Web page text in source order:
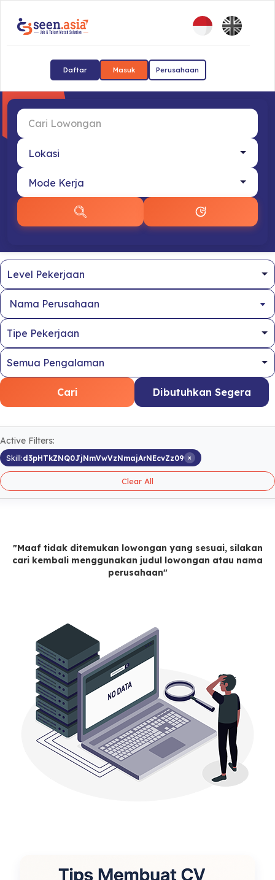
Daftar Masuk Perusahaan
Nama Perusahaan
Cari Dibutuhkan Segera
Active Filters:
Skill:d3pHTkZNQ0JjNmVwVzNmajArNEcvZz09 ×
Clear All
"Maaf tidak ditemukan lowongan yang sesuai, silakan
cari kembali menggunakan judul lowongan atau nama
perusahaan"